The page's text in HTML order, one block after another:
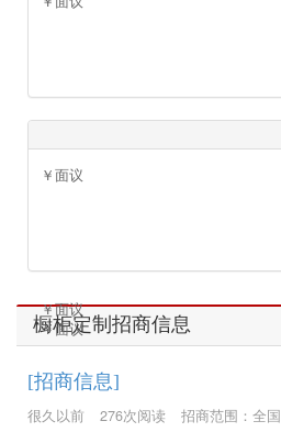
￥面议
￥面议
￥面议
￥面议
橱柜定制招商信息
[招商信息]
很久以前 276次阅读 招商范围：全国